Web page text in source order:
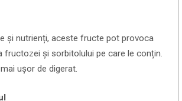
și nutrienți, aceste fructe pot provoca
fructozei și sorbitolului pe care le conțin.
ușor de digerat.